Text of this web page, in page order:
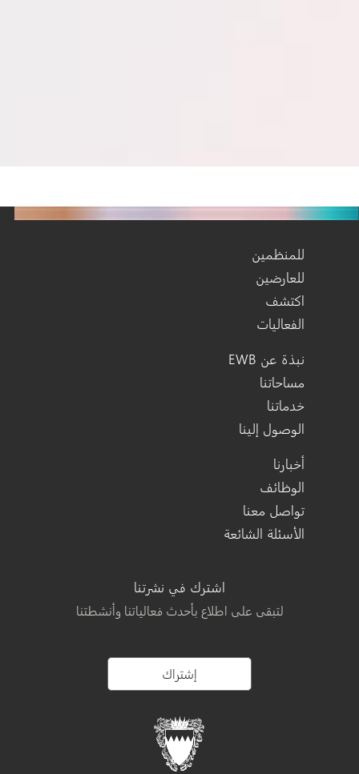
للمنظمين
للعارضين
اكتشف
الفعاليات
نبذة عن EWB
مساحاتنا
خدماتنا
الوصول إلينا
أخبارنا
الوظائف
تواصل معنا
الأسئلة الشائعة
اشترك في نشرتنا
لتبقى على اطلاع بأحدث فعالياتنا وأنشطتنا
إشتراك